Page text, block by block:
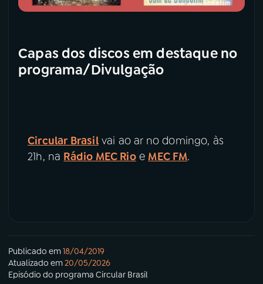
Capas dos discos em destaque no
programa/Divulgação
Circular Brasilvai ao ar no domingo, às
21h, na Rádio MEC Rioe MEC FM.
Publicado em18/04/2019
Atualizado em20/05/2026
Episódio do programa Circular Brasil